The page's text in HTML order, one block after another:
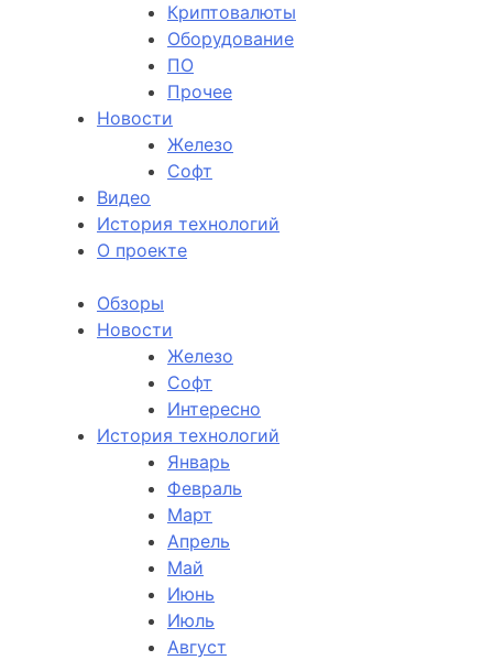
Криптовалюты
Оборудование
ПО
Прочее
Новости
Железо
Софт
Видео
История технологий
О проекте
Обзоры
Новости
Железо
Софт
Интересно
История технологий
Январь
Февраль
Март
Апрель
Май
Июнь
Июль
Август